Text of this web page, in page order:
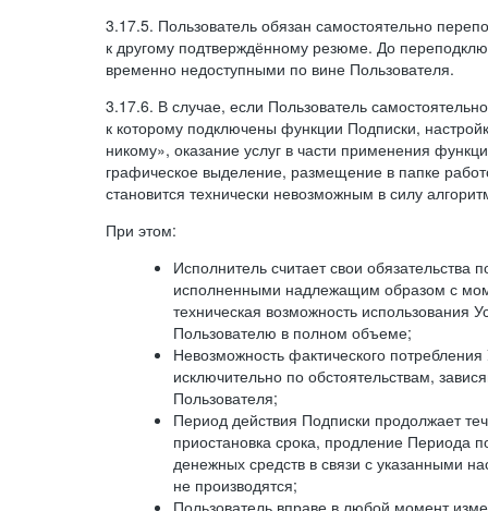
3.17.5. Пользователь обязан самостоятельно
к другому подтверждённому резюме. До
временно недоступными по вине Пользователя.
3.17.6. В случае, если Пользователь
к которому подключены функции Подписки,
никому», оказание услуг в части применения
графическое выделение, размещение в папке
становится технически невозможным в силу
При этом:
Исполнитель считает свои обязательства
исполненными надлежащим образом с
техническая возможность использования
Пользователю в полном объеме;
Невозможность фактического потребления
исключительно по обстоятельствам,
Пользователя;
Период действия Подписки продолжает
приостановка срока, продление Периода
денежных средств в связи с указанными
не производятся;
Пользователь вправе в любой момент